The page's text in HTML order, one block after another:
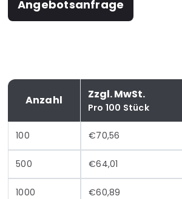
Angebotsanfrage
Anzahl Zzgl. MwSt.
Pro 100 Stück
100 €70,56
500 €64,01
1000 €60,89